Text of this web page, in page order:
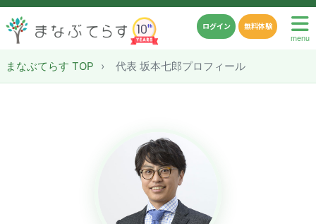
menu
ログイン 無料体験
まなぶてらす TOP › 代表 坂本七郎プロフィール